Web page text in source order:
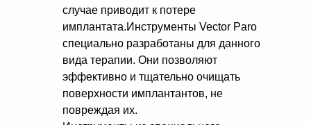
случае приводит к потере
имплантата.Инструменты Vector Paro
специально разработаны для данного
вида терапии. Они позволяют
эффективно и тщательно очищать
поверхности имплантантов, не
повреждая их.